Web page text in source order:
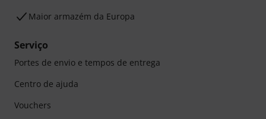
Maior armazém da Europa
Serviço
Portes de envio e tempos de entrega
Centro de ajuda
Vouchers